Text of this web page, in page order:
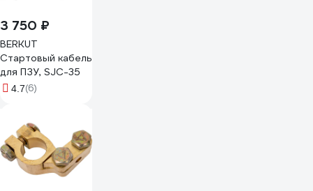
3 750 ₽
BERKUT
Стартовый кабель
для ПЗУ, SJC-35
4.7(6)